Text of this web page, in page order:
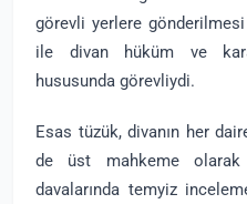
görevli yerlere
ile divan hüküm ve
hususunda görevliydi.
Esas tüzük, divanın her
de üst mahkeme olarak
davalarında temyiz